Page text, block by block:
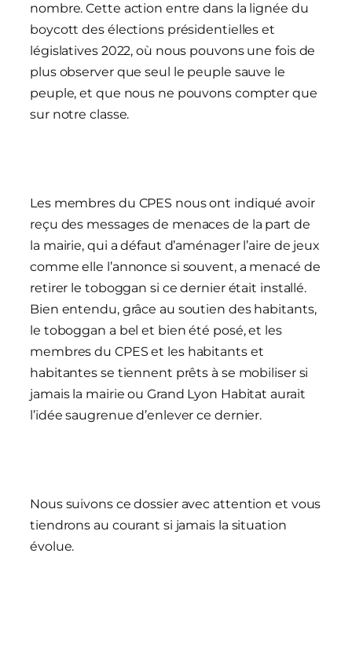
nombre. Cette action entre dans la lignée du
boycott des élections présidentielles et
législatives 2022, où nous pouvons une fois de
plus observer que seul le peuple sauve le
peuple, et que nous ne pouvons compter que
sur notre classe.
Les membres du CPES nous ont indiqué avoir
reçu des messages de menaces de la part de
la mairie, qui a défaut d’aménager l’aire de jeux
comme elle l’annonce si souvent, a menacé de
retirer le toboggan si ce dernier était installé.
Bien entendu, grâce au soutien des habitants,
le toboggan a bel et bien été posé, et les
membres du CPES et les habitants et
habitantes se tiennent prêts à se mobiliser si
jamais la mairie ou Grand Lyon Habitat aurait
l’idée saugrenue d’enlever ce dernier.
Nous suivons ce dossier avec attention et vous
tiendrons au courant si jamais la situation
évolue.